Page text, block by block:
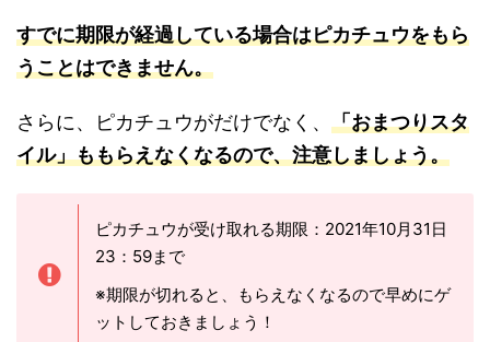
すでに期限が経過している場合はピカチュウをもら
うことはできません。
さらに、ピカチュウがだけでなく、 「おまつりスタ
イル」ももらえなくなるので、注意しましょう。
ピカチュウが受け取れる期限：2021年10月31日
23：59まで
※期限が切れると、もらえなくなるので早めにゲ
ットしておきましょう！